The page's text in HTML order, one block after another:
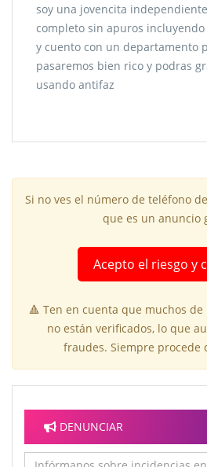
soy una jovencita
completo sin apuros
y cuento con un departamento
pasaremos bien rico y podras
usando antifaz
Si no ves el número de teléfono
que es un anuncio
Acepto el riesgo y
🔺 Ten en cuenta que muchos
no están verificados, lo que
fraudes. Siempre procede
DENUNCIAR